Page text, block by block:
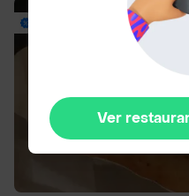
Ver